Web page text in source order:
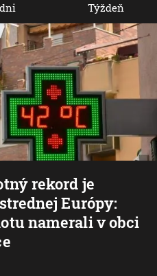
rekord je
Európy:
namerali v obci
Týždeň